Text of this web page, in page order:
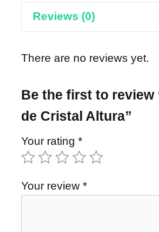
Reviews (0)
There are no reviews yet.
Be the first to review
de Cristal Altura”
Your rating *
Your review *